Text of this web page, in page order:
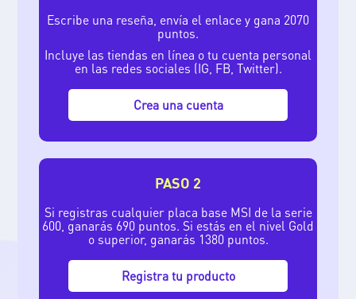
Escribe una reseña, envía el enlace y gana 2070
puntos.
Incluye las tiendas en línea o tu cuenta personal
en las redes sociales (IG, FB, Twitter).
Crea una cuenta
PASO 2
Si registras cualquier placa base MSI de la serie
600, ganarás 690 puntos. Si estás en el nivel Gold
o superior, ganarás 1380 puntos.
Registra tu producto